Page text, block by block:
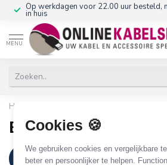
Cookies 🍪
We gebruiken cookies en vergelijkbare
beter en persoonlijker te helpen.
Op werkdagen voor 22.00 uur besteld,
in huis
MENU
Home
Elematic
Filters